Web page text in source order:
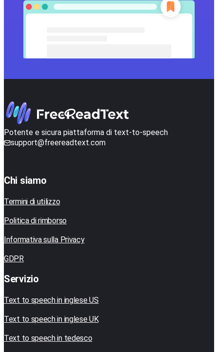
Potente e sicura piattaforma di text-to-speech
support@freereadtext.com
Chi siamo
Termini di utilizzo
Politica di rimborso
Informativa sulla Privacy
GDPR
Servizio
Text to speech in inglese US
Text to speech in inglese UK
Text to speech in tedesco